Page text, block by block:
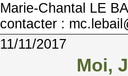
Marie-Chantal LE
contacter :
11/11/2017
Moi,